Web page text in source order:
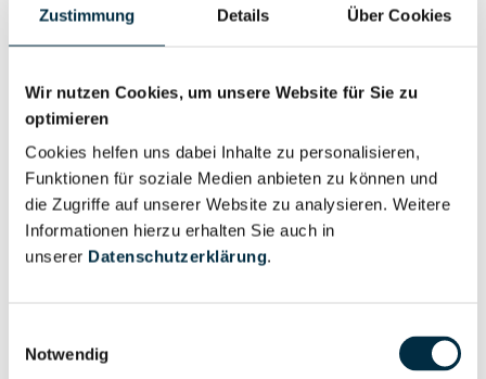
Zustimmung Details Über Cookies
Wir nutzen Cookies, um unsere Website für Sie zu
optimieren
Cookies helfen uns dabei Inhalte zu personalisieren,
Funktionen für soziale Medien anbieten zu können und
die Zugriffe auf unserer Website zu analysieren. Weitere
Informationen hierzu erhalten Sie auch in
unserer Datenschutzerklärung.
Notwendig
Eigentums- und Kontrollstruktur
Gesellschafterstruktur
Vollständiges
Unternehmensprofil
anfragen